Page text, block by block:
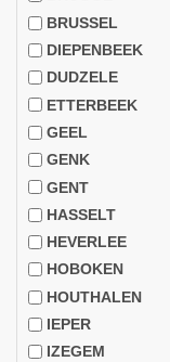
BRUSSEL
DIEPENBEEK
DUDZELE
ETTERBEEK
GEEL
GENK
GENT
HASSELT
HEVERLEE
HOBOKEN
HOUTHALEN
IEPER
IZEGEM